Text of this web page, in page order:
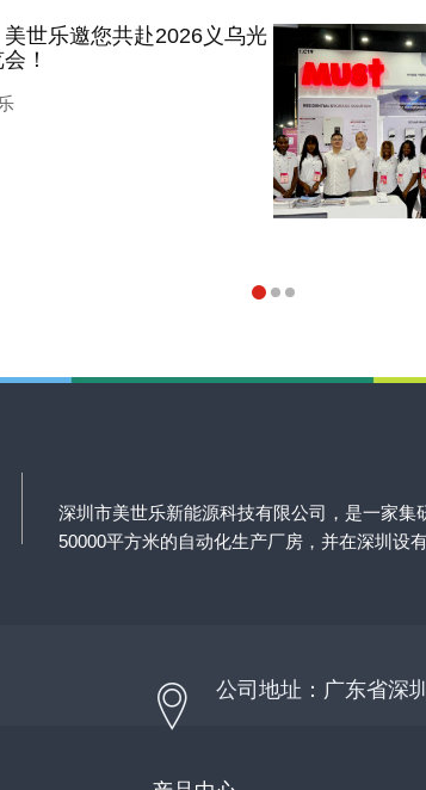
美世乐邀您共赴2026义乌光
！
深圳市美世乐新能源科技有限公司，是一家
50000平方米的自动化生产厂房，并在深圳设
公司地址：广东省深